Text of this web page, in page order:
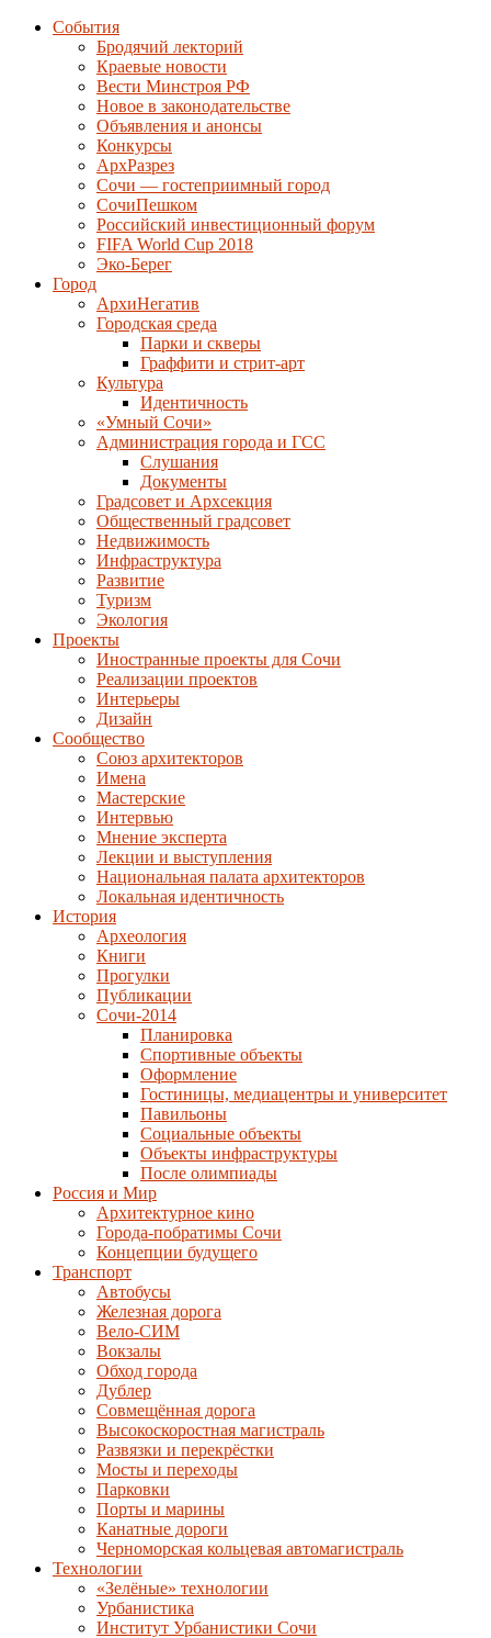
События
Бродячий лекторий
Краевые новости
Вести Минстроя РФ
Новое в законодательстве
Объявления и анонсы
Конкурсы
АрхРазрез
Сочи — гостеприимный город
СочиПешком
Российский инвестиционный форум
FIFA World Cup 2018
Эко-Берег
Город
АрхиНегатив
Городская среда
Парки и скверы
Граффити и стрит-арт
Культура
Идентичность
«Умный Сочи»
Администрация города и ГСС
Слушания
Документы
Градсовет и Архсекция
Общественный градсовет
Недвижимость
Инфраструктура
Развитие
Туризм
Экология
Проекты
Иностранные проекты для Сочи
Реализации проектов
Интерьеры
Дизайн
Сообщество
Союз архитекторов
Имена
Мастерские
Интервью
Мнение эксперта
Лекции и выступления
Национальная палата архитекторов
Локальная идентичность
История
Археология
Книги
Прогулки
Публикации
Сочи-2014
Планировка
Спортивные объекты
Оформление
Гостиницы, медиацентры и университет
Павильоны
Социальные объекты
Объекты инфраструктуры
После олимпиады
Россия и Мир
Архитектурное кино
Города-побратимы Сочи
Концепции будущего
Транспорт
Автобусы
Железная дорога
Вело-СИМ
Вокзалы
Обход города
Дублер
Совмещённая дорога
Высокоскоростная магистраль
Развязки и перекрёстки
Мосты и переходы
Парковки
Порты и марины
Канатные дороги
Черноморская кольцевая автомагистраль
Технологии
«Зелёные» технологии
Урбанистика
Институт Урбанистики Сочи